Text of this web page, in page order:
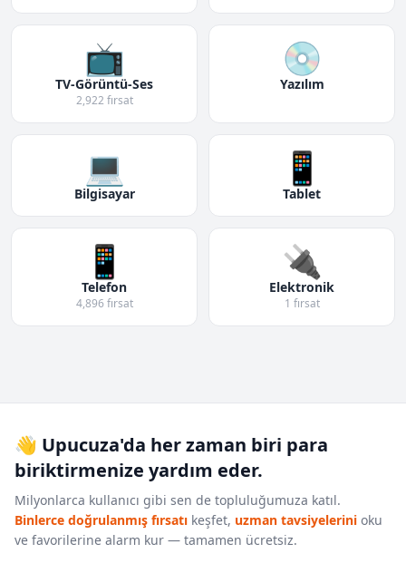
📺
TV-Görüntü-Ses
2,922 fırsat
💿
Yazılım
💻
Bilgisayar
📱
Tablet
📱
Telefon
4,896 fırsat
🔌
Elektronik
1 fırsat
👋 Upucuza'da her zaman biri para
biriktirmenize yardım eder.
Milyonlarca kullanıcı gibi sen de topluluğumuza katıl.
Binlerce doğrulanmış fırsatı keşfet, uzman tavsiyelerini oku
ve favorilerine alarm kur — tamamen ücretsiz.